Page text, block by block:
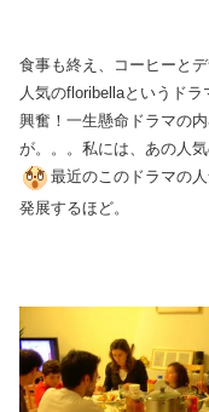
食事も終え、コーヒーと
人気のfloribellaというド
興奮！一生懸命ドラマの
が。。。私には、あの人
最近のこのドラマの
発展するほど。